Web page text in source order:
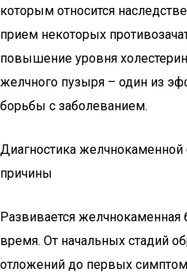
которым относится
прием некоторых
повышение уровня
желчного пузыря – один из
борьбы с заболеванием.
Диагностика
причины
Развивается
время. От начальных стадий
отложений до первых